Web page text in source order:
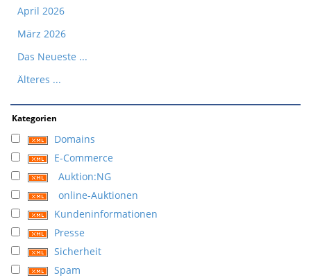
April 2026
März 2026
Das Neueste ...
Älteres ...
Kategorien
Domains
E-Commerce
Auktion:NG
online-Auktionen
Kundeninformationen
Presse
Sicherheit
Spam